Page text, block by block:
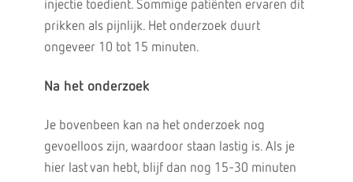
injectie toedient. Sommige patiënten ervaren dit
prikken als pijnlijk. Het onderzoek duurt
ongeveer 10 tot 15 minuten.
Na het onderzoek
Je bovenbeen kan na het onderzoek nog
gevoelloos zijn, waardoor staan lastig is. Als je
hier last van hebt, blijf dan nog 15-30 minuten